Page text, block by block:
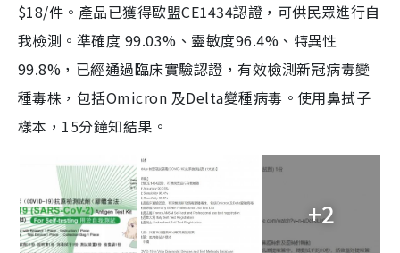
$18/件。產品已獲得歐盟CE1434認證，可供民眾進行自
我檢測。準確度 99.03%、靈敏度96.4%、特異性
99.8%，已經通過臨床實驗認證，有效檢測新冠病毒變
種毒株，包括Omicron 及Delta變種病毒。使用鼻拭子
樣本，15分鐘知結果。
+2